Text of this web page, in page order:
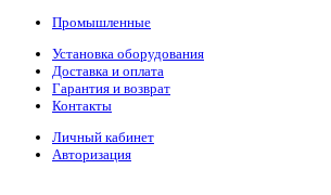
Промышленные
Установка оборудования
Доставка и оплата
Гарантия и возврат
Контакты
Личный кабинет
Авторизация